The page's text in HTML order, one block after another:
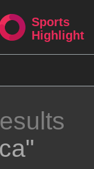
Sports
Highlight